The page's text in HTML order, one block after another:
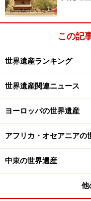
三保松原（みほ
況報告書を提出す
「富士山」とい
のにする
ほとんどは受け入れ
登録を目指して除外
のアピールが奏功し
構成資産は以下。詳
この記
世界遺産ランキング
世界遺産関連ニュース
ヨーロッパの世界遺産
アフリカ・オセアニアの
中東の世界遺産
他